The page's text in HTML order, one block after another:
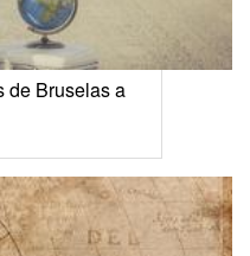
de Bruselas a